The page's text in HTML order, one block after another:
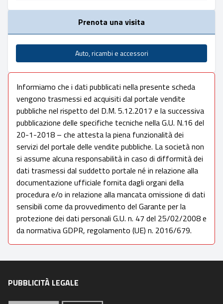
Prenota una visita
Auto, ricambi e accessori
Informiamo che i dati pubblicati nella presente scheda
vengono trasmessi ed acquisiti dal portale vendite
pubbliche nel rispetto del D.M. 5.12.2017 e la successiva
pubblicazione delle specifiche tecniche nella G.U. N.16 del
20-1-2018 – che attesta la piena funzionalità dei
servizi del portale delle vendite pubbliche. La società non
si assume alcuna responsabilità in caso di difformità dei
dati trasmessi dal suddetto portale né in relazione alla
documentazione ufficiale fornita dagli organi della
procedura e/o in relazione alla mancata omissione di dati
sensibili come da provvedimento del Garante per la
protezione dei dati personali G.U. n. 47 del 25/02/2008 e
da normativa GDPR, regolamento (UE) n. 2016/679.
PUBBLICITÀ LEGALE